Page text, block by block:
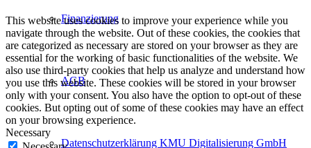
Finanzierung
AGB
Datenschutzerklärung KMU Digitalisierung GmbH
This website uses cookies to improve your experience while you
navigate through the website. Out of these cookies, the cookies that
are categorized as necessary are stored on your browser as they are
essential for the working of basic functionalities of the website. We
also use third-party cookies that help us analyze and understand how
you use this website. These cookies will be stored in your browser
only with your consent. You also have the option to opt-out of these
cookies. But opting out of some of these cookies may have an effect
on your browsing experience.
Necessary